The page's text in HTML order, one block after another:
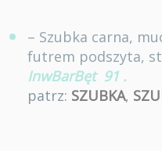
– Szubka carna,
futrem podszyta,
InwBarBęt 91 .
patrz: SZUBKA,